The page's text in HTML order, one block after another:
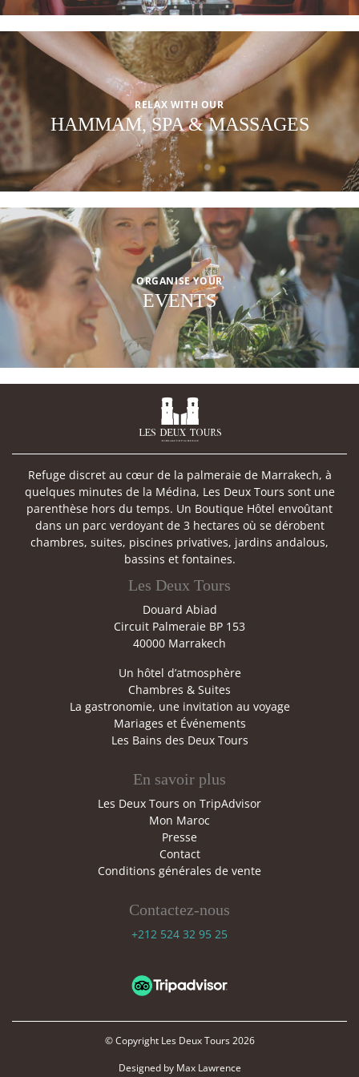
RELAX WITH OUR
HAMMAM, SPA & MASSAGES
ORGANISE YOUR
EVENTS

Refuge discret au cœur de la palmeraie de Marrakech, à
quelques minutes de la Médina, Les Deux Tours sont une
parenthèse hors du temps. Un Boutique Hôtel envoûtant
dans un parc verdoyant de 3 hectares où se dérobent
chambres, suites, piscines privatives, jardins andalous,
bassins et fontaines.
Les Deux Tours
Douard Abiad
Circuit Palmeraie BP 153
40000 Marrakech
Un hôtel d’atmosphère
Chambres & Suites
La gastronomie, une invitation au voyage
Mariages et Événements
Les Bains des Deux Tours
En savoir plus
Les Deux Tours on TripAdvisor
Mon Maroc
Presse
Contact
Conditions générales de vente
Contactez-nous
+212 524 32 95 25
© Copyright Les Deux Tours2026
Designed by Max Lawrence